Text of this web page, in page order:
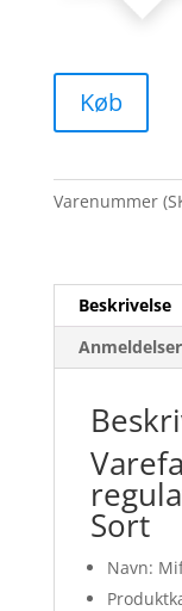
Køb
Varenummer
Beskrivelse
Sort
Navn: